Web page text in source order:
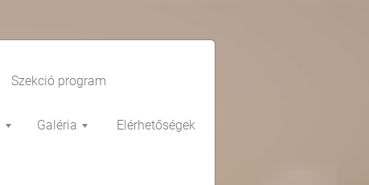
Szekció program
Galéria Elérhetőségek